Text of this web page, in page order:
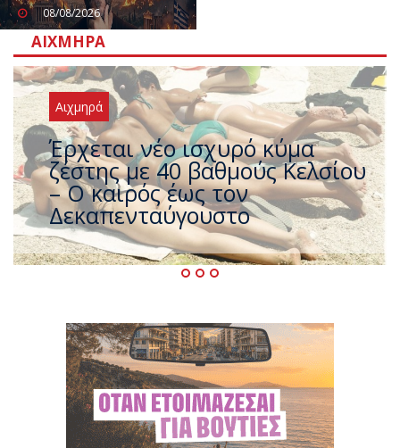
08/08/2026
ΑΙΧΜΗΡΆ
Αιχμηρά
Άφαντος ο Τσίπρας… την ώρα
που η χώρα καίγεται